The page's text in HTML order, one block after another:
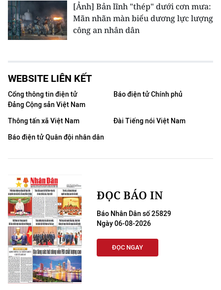
[Ảnh] Bản lĩnh "thép" dưới cơn mưa:
Mãn nhãn màn biểu dương lực lượng
công an nhân dân
WEBSITE LIÊN KẾT
Cổng thông tin điện tử
Đảng Cộng sản Việt Nam
Báo điện tử Chính phủ
Thông tấn xã Việt Nam
Đài Tiếng nói Việt Nam
Báo điện tử Quân đội nhân dân
ĐỌC BÁO IN
Báo Nhân Dân số 25829
Ngày 06-08-2026
ĐỌC NGAY